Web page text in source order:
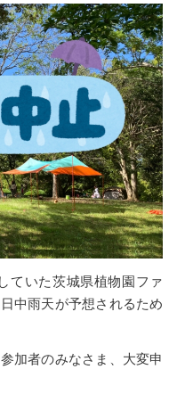
ていた茨城県植物園ファ
中雨天が予想されるため
加者のみなさま、大変申